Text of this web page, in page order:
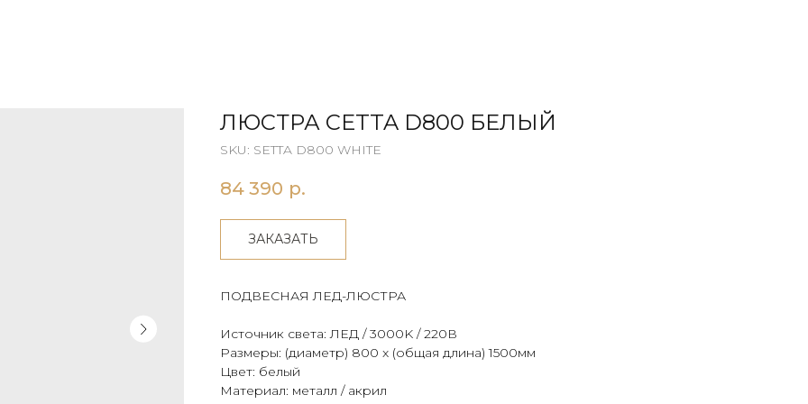
ЛЮСТРА СETTA D800 БЕЛЫЙ
SKU: SETTA D800 WHITE
84 390 р.
ЗАКАЗАТЬ
ПОДВЕСНАЯ ЛЕД-ЛЮСТРА
Источник света: ЛЕД / 3000K / 220В
Размеры: (диаметр) 800 x (общая длина) 1500мм
Цвет: белый
Материал: металл / акрил